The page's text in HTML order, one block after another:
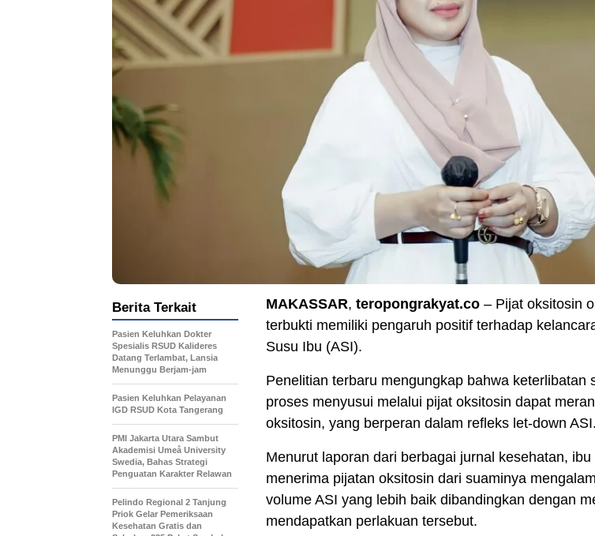
MAKASSAR, teropongrakyat.co – Pijat oksitosin
terbukti memiliki pengaruh positif terhadap
Susu Ibu (ASI).
Penelitian terbaru mengungkap bahwa keterlibatan
proses menyusui melalui pijat oksitosin dapat
oksitosin, yang berperan dalam refleks let-down ASI.
Menurut laporan dari berbagai jurnal kesehatan, ibu
menerima pijatan oksitosin dari suaminya
volume ASI yang lebih baik dibandingkan dengan
mendapatkan perlakuan tersebut.
Berita Terkait
Pasien Keluhkan Dokter
Spesialis RSUD Kalideres
Datang Terlambat, Lansia
Menunggu Berjam-jam
Pasien Keluhkan Pelayanan
IGD RSUD Kota Tangerang
PMI Jakarta Utara Sambut
Akademisi Umeå University
Swedia, Bahas Strategi
Penguatan Karakter Relawan
Pelindo Regional 2 Tanjung
Priok Gelar Pemeriksaan
Kesehatan Gratis dan